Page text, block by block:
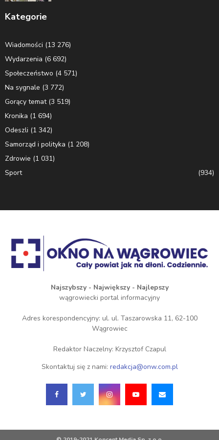
Kategorie
Wiadomości (13 276)
Wydarzenia (6 692)
Społeczeństwo (4 571)
Na sygnale (3 772)
Gorący temat(3 519)
Kronika (1 694)
Odeszli (1 342)
Samorząd i polityka (1 208)
Zdrowie (1 031)
Sport
(934)
Najszybszy - Największy - Najlepszy
wągrowiecki portal informacyjny
Adres korespondencyjny: ul. ul. Taszarowska 11, 62-100
Wągrowiec
Redaktor Naczelny: Krzysztof Czapul
Skontaktuj się z nami: redakcja@onw.com.pl